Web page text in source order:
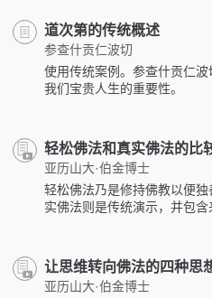
道次第的传统概述
参查什贡仁波切
使用传统案例。参查什贡仁
我们宝贵人生的重要性。
轻松佛法和真实佛法的比
亚历山大·伯金博士
轻松佛法乃是修持佛教以便
实佛法则是传统演示，并包含
让思维转向佛法的四种思
亚历山大·伯金博士